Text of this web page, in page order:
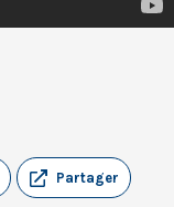
Partager